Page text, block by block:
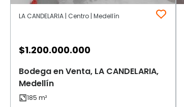
LA CANDELARIA | Centro | Medellín
$1.200.000.000
Bodega en Venta, LA CANDELARIA,
Medellín